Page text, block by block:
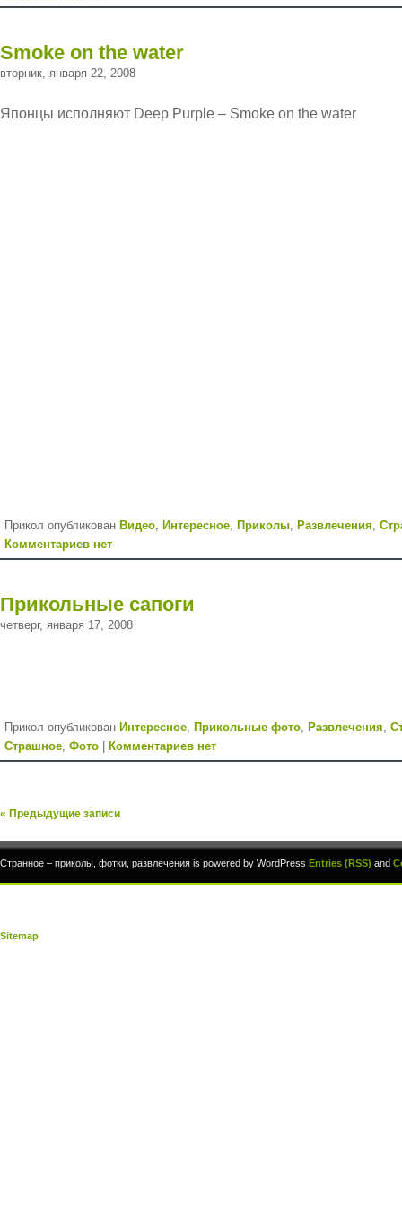
Smoke on the water
вторник, января 22, 2008
Японцы исполняют Deep Purple – Smoke on the water
Прикол опубликован Видео, Интересное, Приколы, Развлечения,
Комментариев нет
Прикольные сапоги
четверг, января 17, 2008
Прикол опубликован Интересное, Прикольные фото, Развлечения,
Страшное, Фото Комментариев нет
« Предыдущие записи
Странное – приколы, фотки, развлечения is powered by WordPress Entries (RSS) and
Sitemap